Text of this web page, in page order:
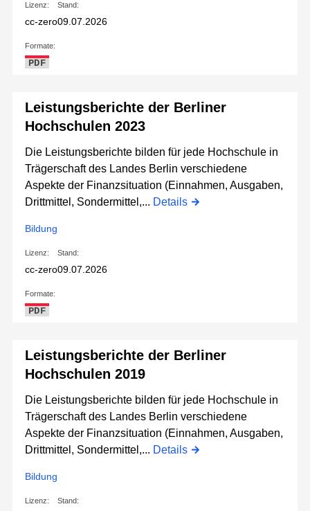
Lizenz:
cc-zero
Stand:
09.07.2026
Formate:
PDF
Leistungsberichte der Berliner
Hochschulen 2023
Die Leistungsberichte bilden für jede Hochschule in
Trägerschaft des Landes Berlin verschiedene
Aspekte der Finanzsituation (Einnahmen, Ausgaben,
Drittmittel, Sondermittel,... Details
Bildung
Lizenz:
cc-zero
Stand:
09.07.2026
Formate:
PDF
Leistungsberichte der Berliner
Hochschulen 2019
Die Leistungsberichte bilden für jede Hochschule in
Trägerschaft des Landes Berlin verschiedene
Aspekte der Finanzsituation (Einnahmen, Ausgaben,
Drittmittel, Sondermittel,... Details
Bildung
Lizenz: Stand: